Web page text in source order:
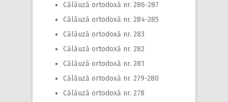
Călăuză ortodoxă nr. 286-287
Călăuză ortodoxă nr. 284-285
Călăuză ortodoxă nr. 283
Călăuză ortodoxă nr. 282
Călăuză ortodoxă nr. 281
Călăuză ortodoxă nr. 279-280
Călăuză ortodoxă nr. 278